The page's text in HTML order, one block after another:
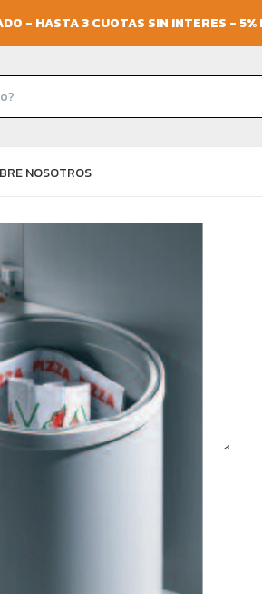
- HASTA 3 CUOTAS SIN INTERES -
NOSOTROS